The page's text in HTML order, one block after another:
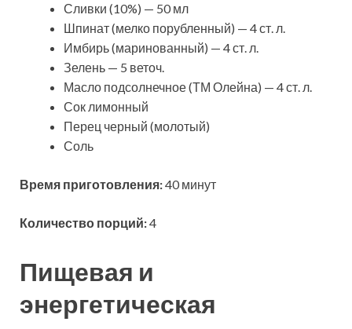
Сливки (10%) — 50 мл
Шпинат (мелко порубленный) — 4 ст. л.
Имбирь (маринованный) — 4 ст. л.
Зелень — 5 веточ.
Масло подсолнечное (ТМ Олейна) — 4 ст. л.
Сок лимонный
Перец черный (молотый)
Соль
Время приготовления:40 минут
Количество порций:4
Пищевая и
энергетическая